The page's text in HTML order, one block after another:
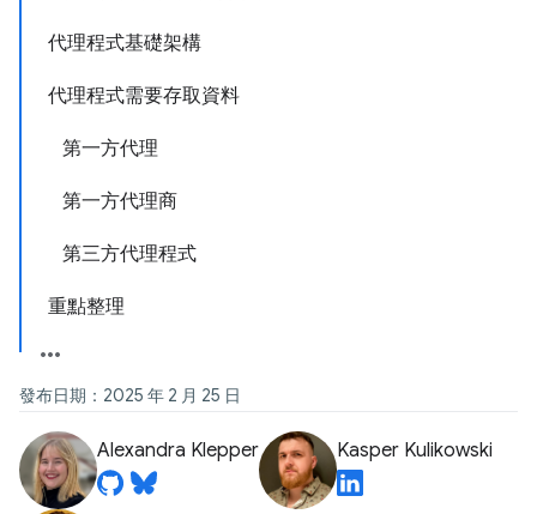
代理程式基礎架構
代理程式需要存取資料
第一方代理
第一方代理商
第三方代理程式
重點整理
發布日期：2025 年 2 月 25 日
Alexandra Klepper Kasper Kulikowski